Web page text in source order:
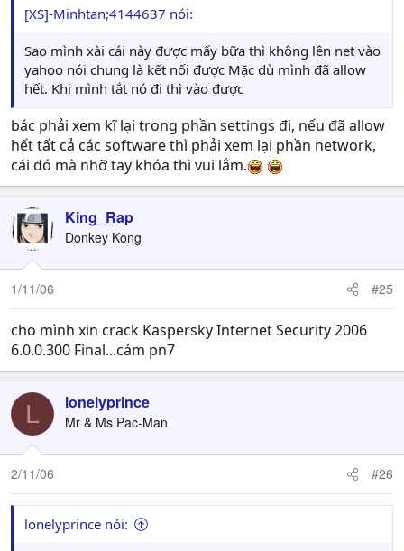
[XS]-Minhtan;4144637 nói:
Sao mình xài cái này được mấy bữa thì không lên net vào
yahoo nói chung là kết nối được Mặc dù mình đã allow
hết. Khi mình tắt nó đi thì vào được
bác phải xem kĩ lại trong phần settings đi, nếu đã allow
hết tất cả các software thì phải xem lại phần network,
cái đó mà nhỡ tay khóa thì vui lắm.
King_Rap
Donkey Kong
1/11/06 #25
cho mình xin crack Kaspersky Internet Security 2006
6.0.0.300 Final...cám pn7
L lonelyprince
Mr & Ms Pac-Man
2/11/06 #26
lonelyprince nói: